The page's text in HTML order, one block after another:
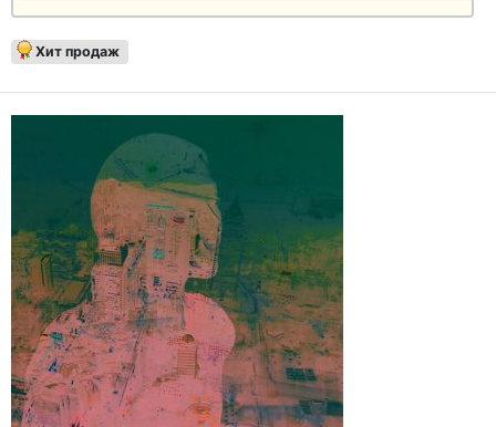
Хит продаж